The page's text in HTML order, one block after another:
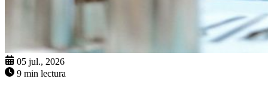
05 jul., 2026
9 min lectura